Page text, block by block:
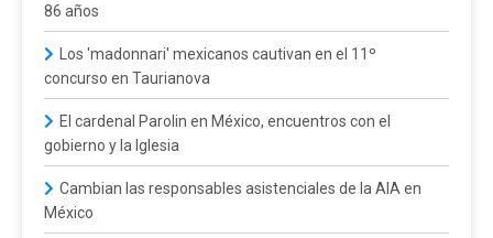
86 años
Los 'madonnari' mexicanos cautivan en el 11º
concurso en Taurianova
El cardenal Parolin en México, encuentros con el
gobierno y la Iglesia
Cambian las responsables asistenciales de la AIA en
México